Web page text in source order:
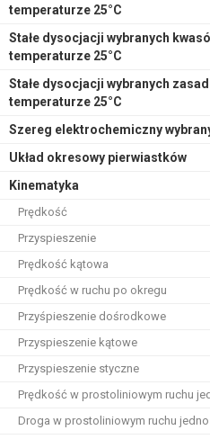
temperaturze 25°C
Stałe dysocjacji wybranych
temperaturze 25°C
Stałe dysocjacji wybranych
temperaturze 25°C
Szereg elektrochemiczny
Układ okresowy pierwiastków
Kinematyka
Prędkość
Przyspieszenie
Prędkość kątowa
Prędkość w ruchu po okregu
Przyśpieszenie dośrodkowe
Przyspieszenie kątowe
Przyspieszenie styczne
Prędkość w prostoliniowym ruchu
Droga w prostoliniowym ruchu